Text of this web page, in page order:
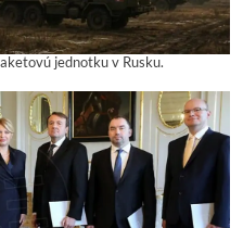
jednotku v Rusku.